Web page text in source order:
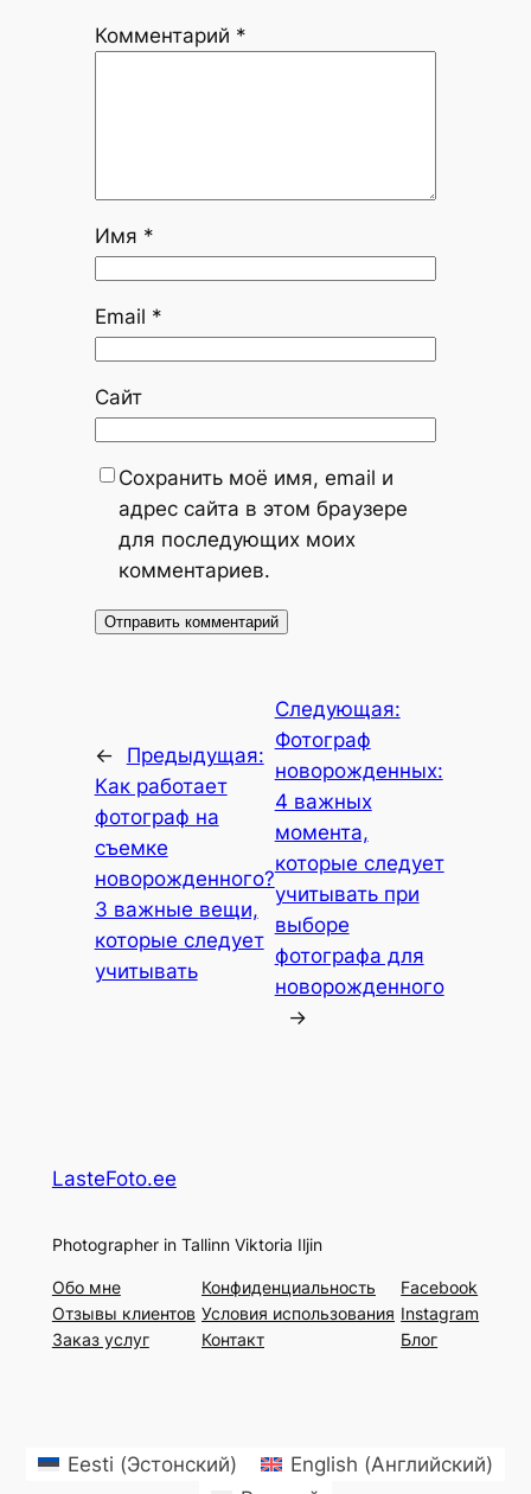
Комментарий *
Имя *
Email *
Сайт
Сохранить моё имя, email и
адрес сайта в этом браузере
для последующих моих
комментариев.
←
Предыдущая:
Как работает
фотограф на
съемке
новорожденного?
3 важные вещи,
которые следует
учитывать
Следующая:
Фотограф
новорожденных:
4 важных
момента,
которые следует
учитывать при
выборе
фотографа для
новорожденного
→
LasteFoto.ee
Photographer in Tallinn Viktoria Iljin
Oбо мне
Отзывы клиентов
Заказ услуг
Конфиденциальность
Условия использования
Контакт
Facebook
Instagram
Блог
Eesti (Эстонский) English (Английский)